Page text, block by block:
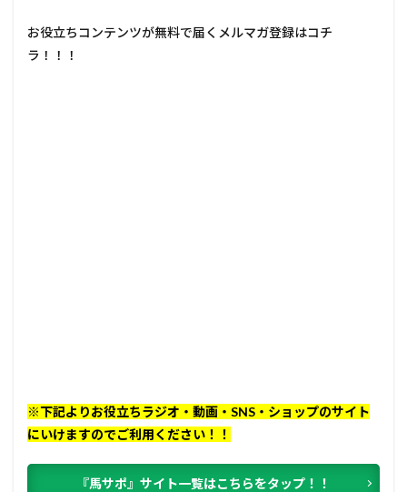
お役立ちコンテンツが無料で届くメルマガ登録はコチ
ラ！！！
※下記よりお役立ちラジオ・動画・SNS・ショップのサイト
にいけますのでご利用ください！！
『馬サポ』サイト一覧はこちらをタップ！！